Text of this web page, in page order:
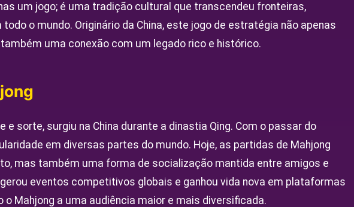
um jogo; é uma tradição cultural que transcendeu fronteiras,
o mundo. Originário da China, este jogo de estratégia não apenas
uma conexão com um legado rico e histórico.
e sorte, surgiu na China durante a dinastia Qing. Com o passar do
em diversas partes do mundo. Hoje, as partidas de Mahjong
mas também uma forma de socialização mantida entre amigos e
eventos competitivos globais e ganhou vida nova em plataformas
o Mahjong a uma audiência maior e mais diversificada.